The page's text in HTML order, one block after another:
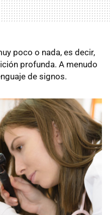
poco o nada, es decir,
profunda. A menudo
de signos.